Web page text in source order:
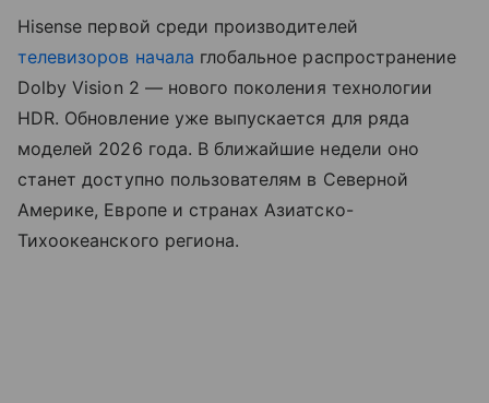
Hisense первой среди производителей
телевизоров начала глобальное распространение
Dolby Vision 2 — нового поколения технологии
HDR. Обновление уже выпускается для ряда
моделей 2026 года. В ближайшие недели оно
станет доступно пользователям в Северной
Америке, Европе и странах Азиатско-
Тихоокеанского региона.